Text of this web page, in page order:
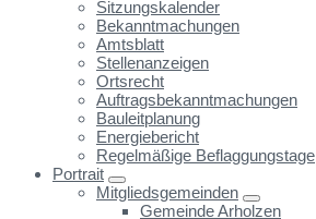
Sitzungskalender
Bekanntmachungen
Amtsblatt
Stellenanzeigen
Ortsrecht
Auftragsbekanntmachungen
Bauleitplanung
Energiebericht
Regelmäßige Beflaggungstage
Portrait
Mitgliedsgemeinden
Gemeinde Arholzen